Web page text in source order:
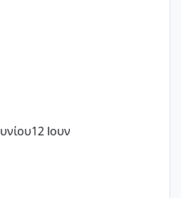
12 Ιουν